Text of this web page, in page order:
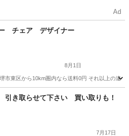
Ad
チェア デザイナー
8月1日
市東区から10km圏内なら送料0円 それ以上の違
椅子
引き取らせて下さい 買い取りも！
7月17日